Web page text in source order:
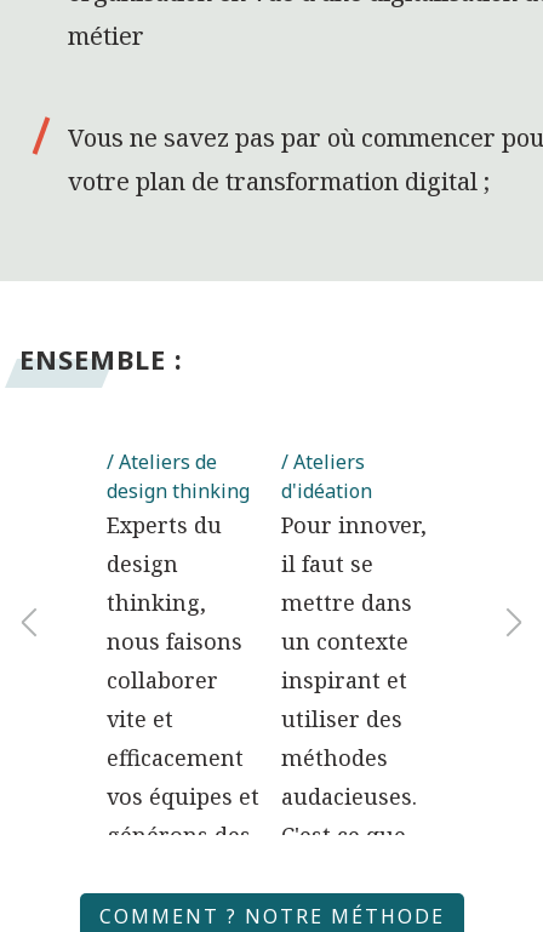
métier
Vous ne savez pas par où commencer
votre plan de transformation digital ;
ENSEMBLE :
/ Ateliers de
design thinking
Experts du
design
thinking,
nous faisons
collaborer
vite et
efficacement
vos équipes et
générons des
créatives pour
/ Ateliers
d'idéation
Pour innover,
il faut se
mettre dans
un contexte
inspirant et
utiliser des
méthodes
audacieuses.
C'est ce que
chez Audacy !
COMMENT ? NOTRE MÉTHODE